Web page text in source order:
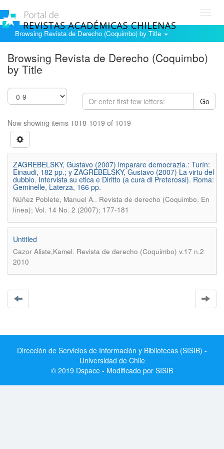
Browsing Revista de Derecho (Coquimbo) by Title
Browsing Revista de Derecho (Coquimbo)
by Title
Go
Now showing items 1018-1019 of 1019
ZAGREBELSKY, Gustavo (2007) lmparare democrazia.: Turín:
Einaudi, 182 pp.; y ZAGREBELSKY, Gustavo (2007) La virtu del
dubbio. Intervista su etica e Diritto (a cura di Preterossi). Roma:
Geminelle, Laterza, 166 pp.
Núñez Poblete, Manuel A.. Revista de derecho (Coquimbo. En
línea); Vol. 14 No. 2 (2007); 177-181
Untitled
Cazor Aliste,Kamel. Revista de derecho (Coquimbo) v.17 n.2
2010
Dirección de Servicios de Información y Bibliotecas (SISIB) -
Universidad de Chile
© 2019 Dspace - Modificado por SISIB